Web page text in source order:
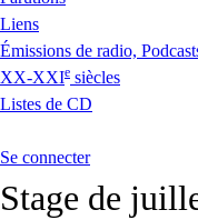
Liens
Émissions de radio,
XX-XXIe siècles
Listes de CD
Se connecter
Stage de